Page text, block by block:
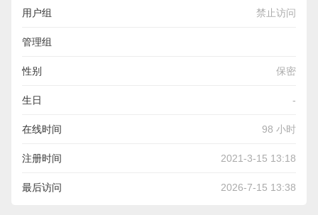
用户组 禁止访问
管理组
性别 保密
生日 -
在线时间 98 小时
注册时间 2021-3-15 13:18
最后访问 2026-7-15 13:38